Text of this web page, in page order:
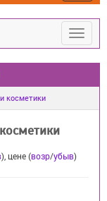
косметики
), цене (возр/убыв)